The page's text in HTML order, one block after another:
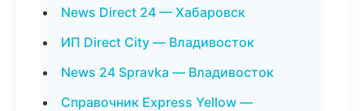
News Direct 24 — Хабаровск
ИП Direct City — Владивосток
News 24 Spravka — Владивосток
Справочник Express Yellow —